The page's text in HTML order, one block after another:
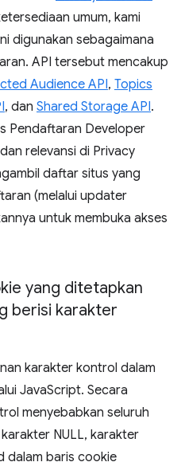
umum, kami
digunakan sebagaimana
API tersebut mencakup
Audience API, Topics
, dan Shared Storage API.
Pendaftaran Developer
relevansi di Privacy
daftar situs yang
(melalui updater
untuk membuka akses
yang ditetapkan
berisi karakter
karakter kontrol dalam
JavaScript. Secara
menyebabkan seluruh
NULL, karakter
dalam baris cookie